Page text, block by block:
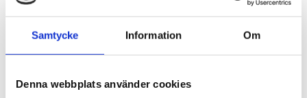
Samtycke Information Om
Denna webbplats använder cookies